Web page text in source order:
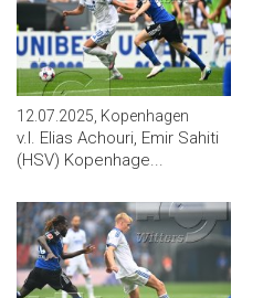
12.07.2025, Kopenhagen
v.l. Elias Achouri, Emir Sahiti
(HSV) Kopenhage...